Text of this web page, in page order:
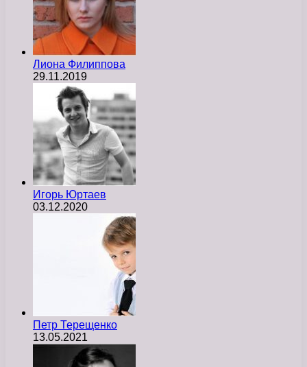
Лиона Филиппова
29.11.2019
Игорь Юртаев
03.12.2020
Петр Терещенко
13.05.2021